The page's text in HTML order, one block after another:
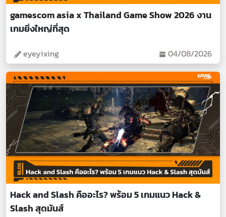
gamescom asia x Thailand Game Show 2026 งาน
เกมยิ่งใหญ่ที่สุด
eyeyixing 04/08/2026
Hack and Slash คืออะไร? พร้อม 5 เกมแนว Hack &
Slash สุดมันส์